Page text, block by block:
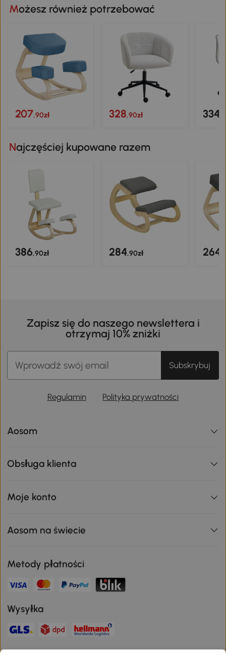
Możesz również potrzebować
207,90zł 328,90zł 334
Najczęściej kupowane razem
386,90zł 284,90zł 264
Zapisz się do naszego newslettera i
otrzymaj 10% zniżki
Subskrybuj
Regulamin Polityka prywatności
Aosom
Obsługa klienta
Moje konto
Aosom na świecie
Metody płatności
Wysyłka